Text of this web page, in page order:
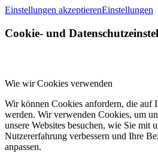
Einstellungen akzeptierenEinstellungen
Cookie- und
Wie wir Cookies verwenden
Wir können Cookies anfordern, die auf
werden. Wir verwenden Cookies, um
unsere Websites besuchen, wie Sie mit
Nutzererfahrung verbessern und Ihre
anpassen.